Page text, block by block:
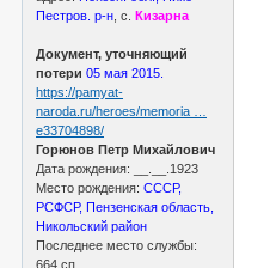
Пестров. р-н , с.Кизарна
Документ, уточняющий
потери 05 мая 2015.
https://pamyat-
naroda.ru/heroes/memoria …
e33704898/
Горюнов Петр Михайлович
Дата рождения: __.__.1923
Место рождения:СССР,
РСФСР, Пензенская область,
Никольский район
Последнее место службы:
664 сп